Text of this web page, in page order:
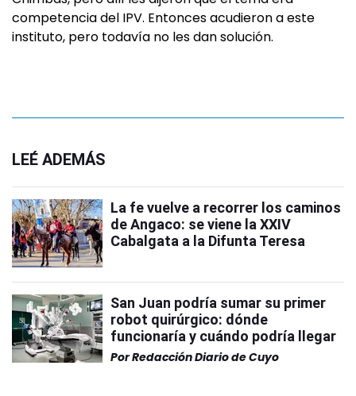
competencia del IPV. Entonces acudieron a este
instituto, pero todavía no les dan solución.
LEÉ ADEMÁS
La fe vuelve a recorrer los caminos
de Angaco: se viene la XXIV
Cabalgata a la Difunta Teresa
San Juan podría sumar su primer
robot quirúrgico: dónde
funcionaría y cuándo podría llegar
PorRedacción Diario de Cuyo